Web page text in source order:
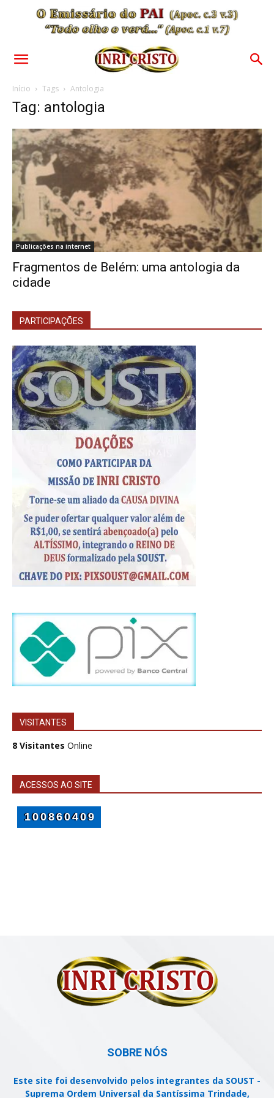
Início Tags Antologia
Tag: antologia
Publicações na internet
Fragmentos de Belém: uma antologia da
cidade
PARTICIPAÇÕES
VISITANTES
8 Visitantes Online
ACESSOS AO SITE
SOBRE NÓS
Este site foi desenvolvido pelos integrantes da SOUST -
Suprema Ordem Universal da Santíssima Trindade,